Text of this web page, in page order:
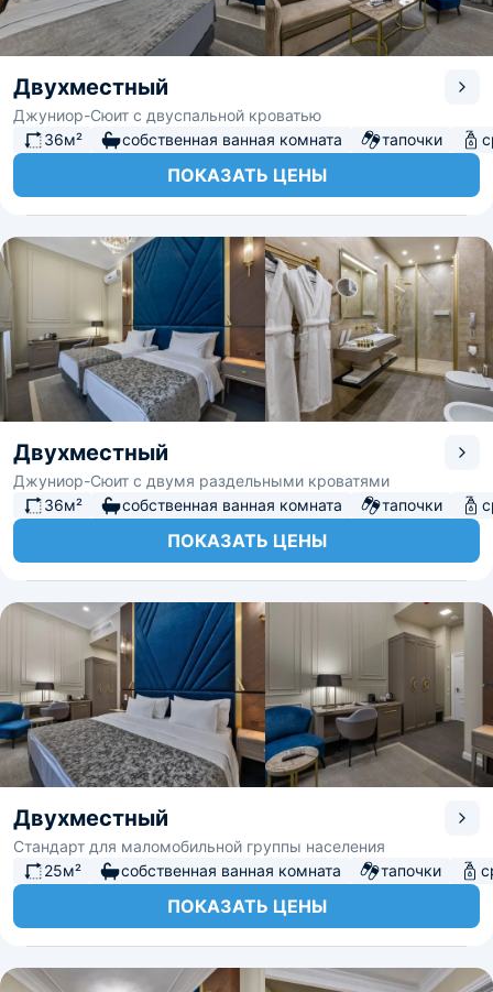
Двухместный
Джуниор-Сюит с двуспальной кроватью
36м²
собственная ванная комната тапочки
ПОКАЗАТЬ ЦЕНЫ
Двухместный
Джуниор-Сюит с двумя раздельными кроватями
36м²
собственная ванная комната тапочки
ПОКАЗАТЬ ЦЕНЫ
Двухместный
Стандарт для маломобильной группы населения
25м²
собственная ванная комната тапочки
ПОКАЗАТЬ ЦЕНЫ